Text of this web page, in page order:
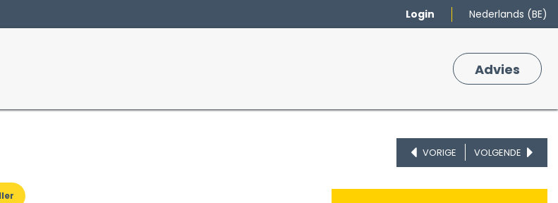
Login Nederlands (BE)
Adv​ies
VORIGE VOLGENDE